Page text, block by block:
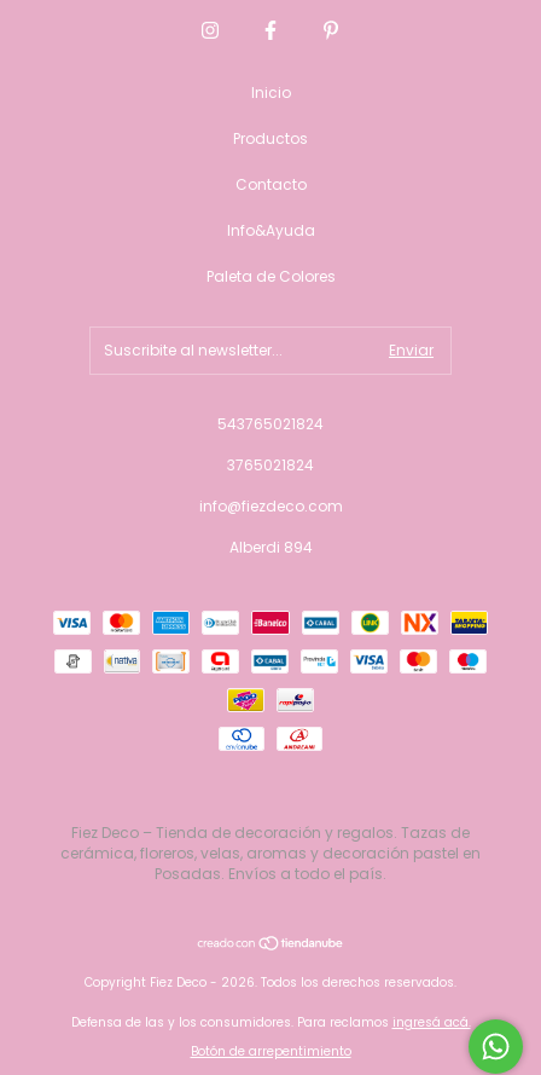
Inicio
Productos
Contacto
Info&Ayuda
Paleta de Colores
543765021824
3765021824
info@fiezdeco.com
Alberdi 894
Fiez Deco – Tienda de decoración y regalos. Tazas de
cerámica, floreros, velas, aromas y decoración pastel en
Posadas. Envíos a todo el país.
Copyright Fiez Deco - 2026. Todos los derechos reservados.
Defensa de las y los consumidores. Para reclamos ingresá acá.
Botón de arrepentimiento